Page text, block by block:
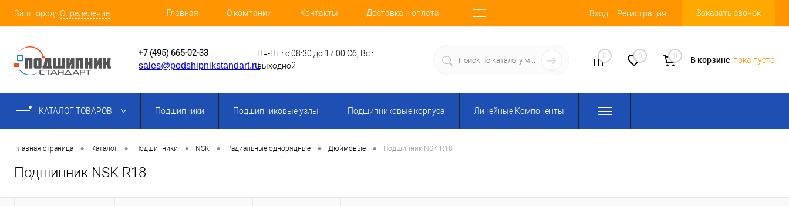
Ваш город: Определение Главная О компании Контакты Доставка и оплата Вход Регистрация Заказать звонок
+7 (495) 665-02-33
sales@podshipnikstandart.ru
Пн-Пт : с 08:30 до 17:00 Сб, Вс :
выходной
0 0 0 В корзине пока пусто
КАТАЛОГ ТОВАРОВ Подшипники Подшипниковые узлы Подшипниковые корпуса Линейные Компоненты
Главная страница • Каталог • Подшипники • NSK • Радиальные однорядные • Дюймовые • Подшипник NSK R18
Подшипник NSK R18